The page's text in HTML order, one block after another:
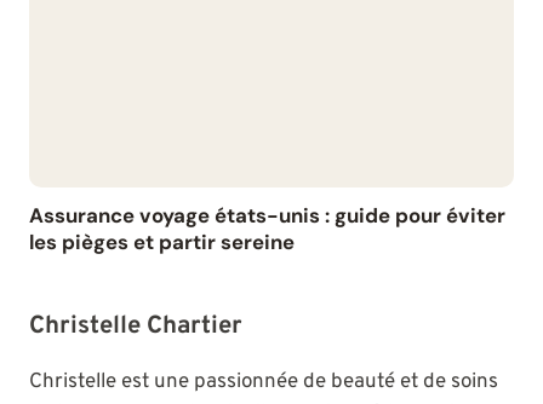
Assurance voyage états-unis : guide pour éviter
les pièges et partir sereine
Christelle Chartier
Christelle est une passionnée de beauté et de soins